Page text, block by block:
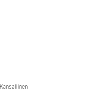
Kansallinen